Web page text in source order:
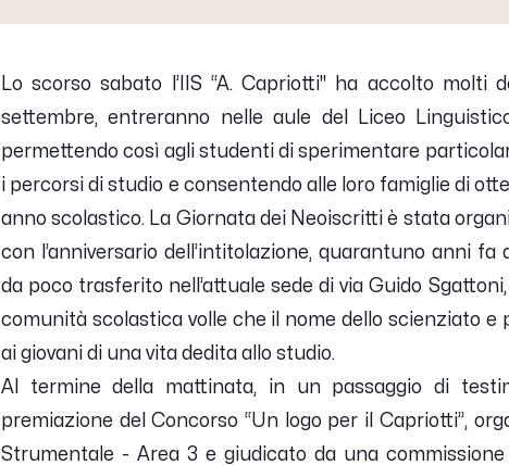
Lo scorso sabato l’IIS “A. Capriotti" ha accolto
settembre, entreranno nelle aule del Liceo
permettendo così agli studenti di sperimentare
i percorsi di studio e consentendo alle loro famiglie di
anno scolastico. La Giornata dei Neoiscritti è stata
con l’anniversario dell’intitolazione, quarantuno anni
da poco trasferito nell’attuale sede di via Guido
comunità scolastica volle che il nome dello scienziato e
ai giovani di una vita dedita allo studio.
Al termine della mattinata, in un passaggio di
premiazione del Concorso “Un logo per il Capriotti”,
Strumentale - Area 3 e giudicato da una